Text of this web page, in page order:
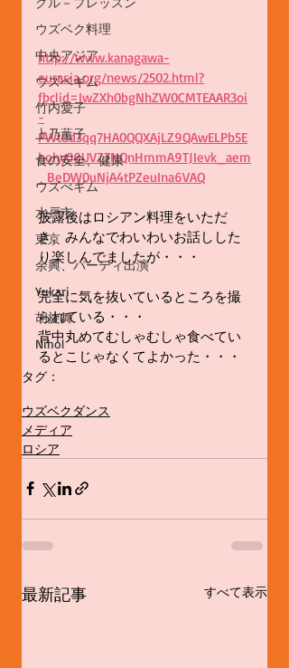
ウズベク料理
中央アジア
ウズベギム
竹内愛子
上乃薫子
食の安全、健康
ウズべギム
水戸市
東京
余興、パーティ出演
Yukari
胡旋舞
Nihol
http://www.kanagawa-
eurasia.org/news/2502.html?
fbclid=IwZXh0bgNhZW0CMTEAAR3oi
-
PWtud3qq7HA0QQXAjLZ9QAwELPb5E
hohy06UVZ7NQnHmmA9TJIevk_aem
_BeDW0uNjA4tPZeuIna6VAQ
披露後はロシアン料理をいただ
き、みんなでわいわいお話しした
り楽しんでましたが・・・
完全に気を抜いているところを撮
られている・・・
背中丸めてむしゃむしゃ食べてい
るとこじゃなくてよかった・・・
タグ：
ウズベクダンス
メディア
ロシア
最新記事 すべて表示